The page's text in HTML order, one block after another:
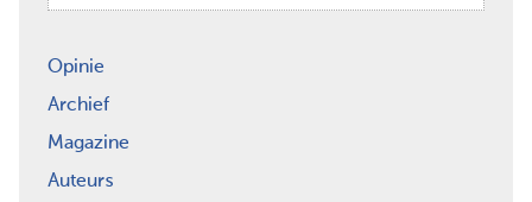
Opinie
Archief
Magazine
Auteurs